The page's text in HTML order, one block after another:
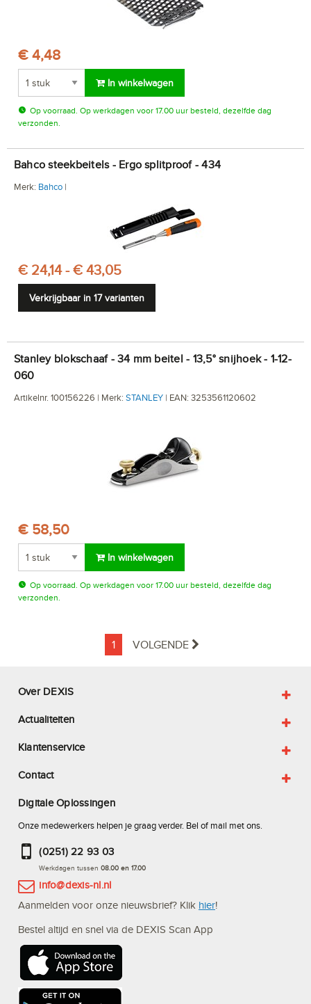
€ 4,48
In winkelwagen
Op voorraad. Op werkdagen voor 17.00 uur besteld, dezelfde dag
verzonden.
Bahco steekbeitels - Ergo splitproof - 434
Merk: Bahco |
€ 24,14 - € 43,05
Verkrijgbaar in 17 varianten
Stanley blokschaaf - 34 mm beitel - 13,5° snijhoek - 1-12-
060
Artikelnr. 100156226 | Merk: STANLEY | EAN: 3253561120602
€ 58,50
In winkelwagen
Op voorraad. Op werkdagen voor 17.00 uur besteld, dezelfde dag
verzonden.
1 VOLGENDE
Over DEXIS
Actualiteiten
Klantenservice
Contact
Digitale Oplossingen
Onze medewerkers helpen je graag verder. Bel of mail met ons.
(0251) 22 93 03
Werkdagen tussen 08.00 en 17.00
info@dexis-nl.nl
Aanmelden voor onze nieuwsbrief? Klik hier!
Bestel altijd en snel via de DEXIS Scan App